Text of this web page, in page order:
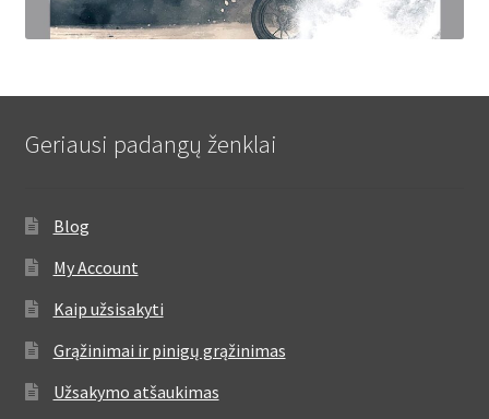
Geriausi padangų ženklai
Blog
My Account
Kaip užsisakyti
Grąžinimai ir pinigų grąžinimas
Užsakymo atšaukimas